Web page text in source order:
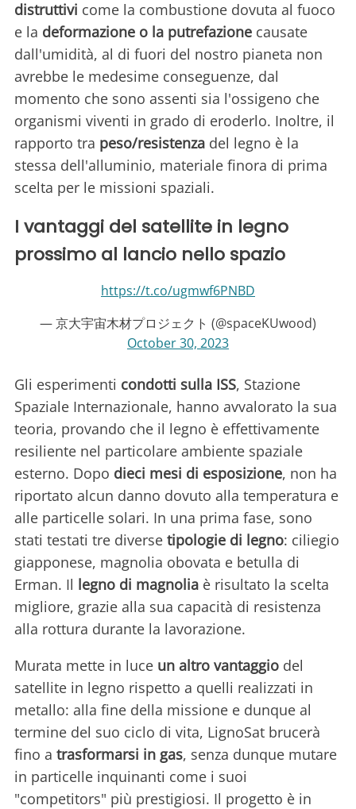
distruttivi come la combustione dovuta al fuoco
e la deformazione o la putrefazione causate
dall'umidità, al di fuori del nostro pianeta non
avrebbe le medesime conseguenze, dal
momento che sono assenti sia l'ossigeno che
organismi viventi in grado di eroderlo. Inoltre, il
rapporto tra peso/resistenza del legno è la
stessa dell'alluminio, materiale finora di prima
scelta per le missioni spaziali.
I vantaggi del satellite in legno
prossimo al lancio nello spazio
https://t.co/ugmwf6PNBD
— 京大宇宙木材プロジェクト (@spaceKUwood)
October 30, 2023
Gli esperimenti condotti sulla ISS, Stazione
Spaziale Internazionale, hanno avvalorato la sua
teoria, provando che il legno è effettivamente
resiliente nel particolare ambiente spaziale
esterno. Dopo dieci mesi di esposizione, non ha
riportato alcun danno dovuto alla temperatura e
alle particelle solari. In una prima fase, sono
stati testati tre diverse tipologie di legno: ciliegio
giapponese, magnolia obovata e betulla di
Erman. Il legno di magnolia è risultato la scelta
migliore, grazie alla sua capacità di resistenza
alla rottura durante la lavorazione.
Murata mette in luce un altro vantaggio del
satellite in legno rispetto a quelli realizzati in
metallo: alla fine della missione e dunque al
termine del suo ciclo di vita, LignoSat brucerà
fino a trasformarsi in gas, senza dunque mutare
in particelle inquinanti come i suoi
"competitors" più prestigiosi. Il progetto è in